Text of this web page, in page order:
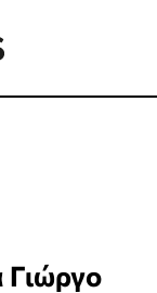
Γιώργο